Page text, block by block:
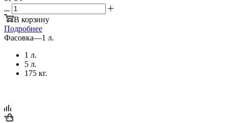
В корзину
Подробнее
Фасовка—1 л.
1 л.
5 л.
175 кг.